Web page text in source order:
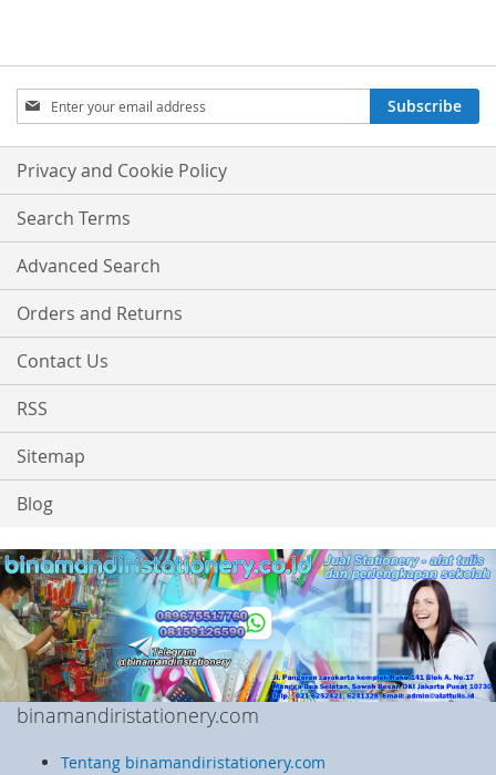
Sign
Up
for
Our
Newsletter:
Subscribe
Privacy and Cookie Policy
Search Terms
Advanced Search
Orders and Returns
Contact Us
RSS
Sitemap
Blog
binamandiristationery.com
Tentang binamandiristationery.com